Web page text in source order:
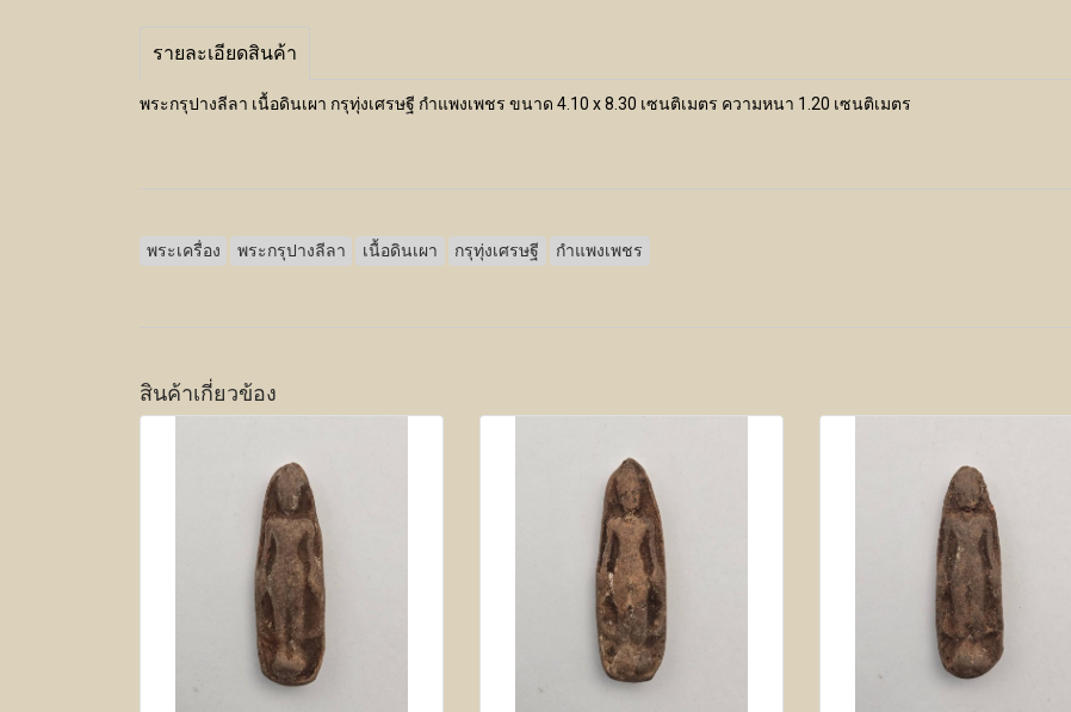
รายละเอียดสินค้า
พระกรุปางลีลา เนื้อดินเผา กรุทุ่งเศรษฐี กำแพงเพชร ขนาด 4.10 x 8.30 เซนติเมตร ความหนา 1.20 เซนติเมตร
พระเครื่อง พระกรุปางลีลา เนื้อดินเผา กรุทุ่งเศรษฐี กำแพงเพชร
สินค้าเกี่ยวข้อง